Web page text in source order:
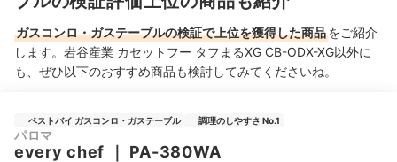
ガスコンロ・ガステーブルの検証で上位を獲得した商品をご紹介
します。岩谷産業 カセットフー タフまるXG CB-ODX-XG以外に
も、ぜひ以下のおすすめ商品も検討してみてくださいね。
ベストバイ ガスコンロ・ガステーブル 調理のしやすさ No.1
パロマ
every chef ｜ ‎PA-380WA